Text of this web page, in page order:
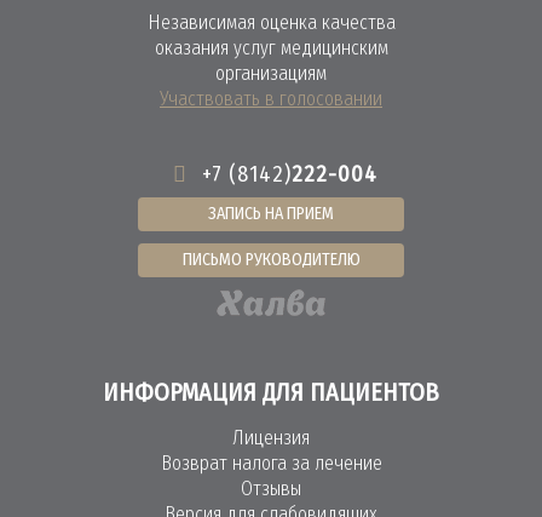
ИНФОРМАЦИЯ ДЛЯ ПАЦИЕНТОВ
Лицензия
Возврат налога за лечение
Отзывы
+7 (8142)222-004
ЗАПИСЬ НА ПРИЕМ
ПИСЬМО РУКОВОДИТЕЛЮ
Независимая оценка качества
оказания услуг медицинским
организациям
Участвовать в голосовании